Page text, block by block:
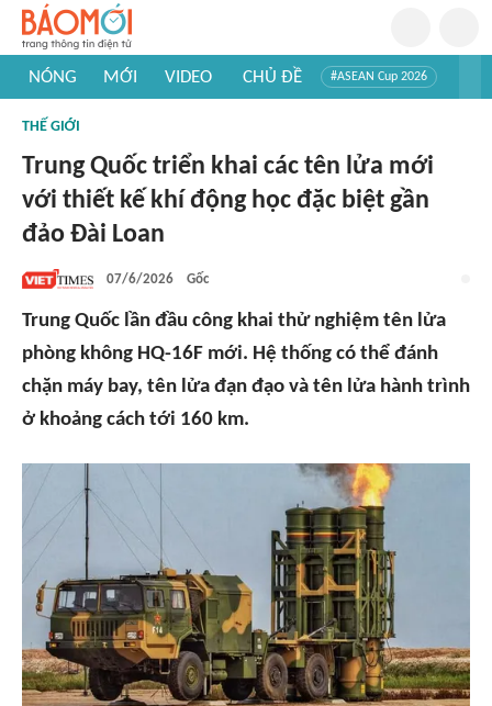
NÓNG MỚI VIDEO CHỦ ĐỀ #ASEAN Cup 2026
#Khám phá Việt Nam
THẾ GIỚI
Trung Quốc triển khai các tên lửa mới
với thiết kế khí động học đặc biệt gần
đảo Đài Loan
07/6/2026 Gốc
Trung Quốc lần đầu công khai thử nghiệm tên lửa
phòng không HQ-16F mới. Hệ thống có thể đánh
chặn máy bay, tên lửa đạn đạo và tên lửa hành trình
ở khoảng cách tới 160 km.